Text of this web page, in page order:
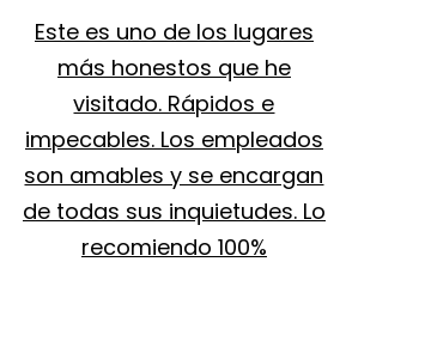
Este es uno de los lugares
más honestos que he
visitado. Rápidos e
impecables. Los empleados
son amables y se encargan
de todas sus inquietudes. Lo
recomiendo 100%